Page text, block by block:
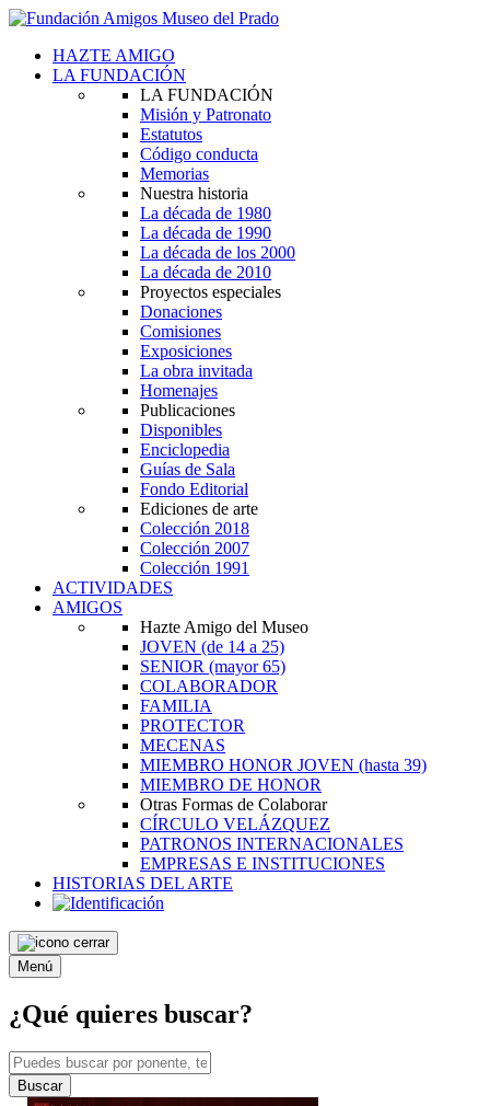
HAZTE AMIGO
LA FUNDACIÓN
LA FUNDACIÓN
Misión y Patronato
Estatutos
Código conducta
Memorias
Nuestra historia
La década de 1980
La década de 1990
La década de los 2000
La década de 2010
Proyectos especiales
Donaciones
Comisiones
Exposiciones
La obra invitada
Homenajes
Publicaciones
Disponibles
Enciclopedia
Guías de Sala
Fondo Editorial
Ediciones de arte
Colección 2018
Colección 2007
Colección 1991
ACTIVIDADES
AMIGOS
Hazte Amigo del Museo
JOVEN (de 14 a 25)
SENIOR (mayor 65)
COLABORADOR
FAMILIA
PROTECTOR
MECENAS
MIEMBRO HONOR JOVEN (hasta 39)
MIEMBRO DE HONOR
Otras Formas de Colaborar
CÍRCULO VELÁZQUEZ
PATRONOS INTERNACIONALES
EMPRESAS E INSTITUCIONES
HISTORIAS DEL ARTE
Menú
¿Qué quieres buscar?
Buscar